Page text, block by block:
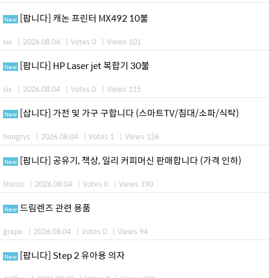
New [팝니다] 캐논 프린터 MX492 10불
six | 2026.08.04 | Votes 0 | Views 101
New [팝니다] HP Laser jet 복합기 30불
six | 2026.08.04 | Votes 0 | Views 115
New [삽니다] 가전 및 가구 구합니다 (스마트TV/침대/소파/식탁)
hongrys | 2026.08.04 | Votes 1 | Views 126
New [팝니다] 공유기, 책상, 일리 커피머신 판매합니다 (가격 인하)
Marco | 2026.08.04 | Votes 0 | Views 190
New 드림렌즈 관련 용품
grape | 2026.08.04 | Votes 0 | Views 94
New [팝니다] Step 2 유아용 의자